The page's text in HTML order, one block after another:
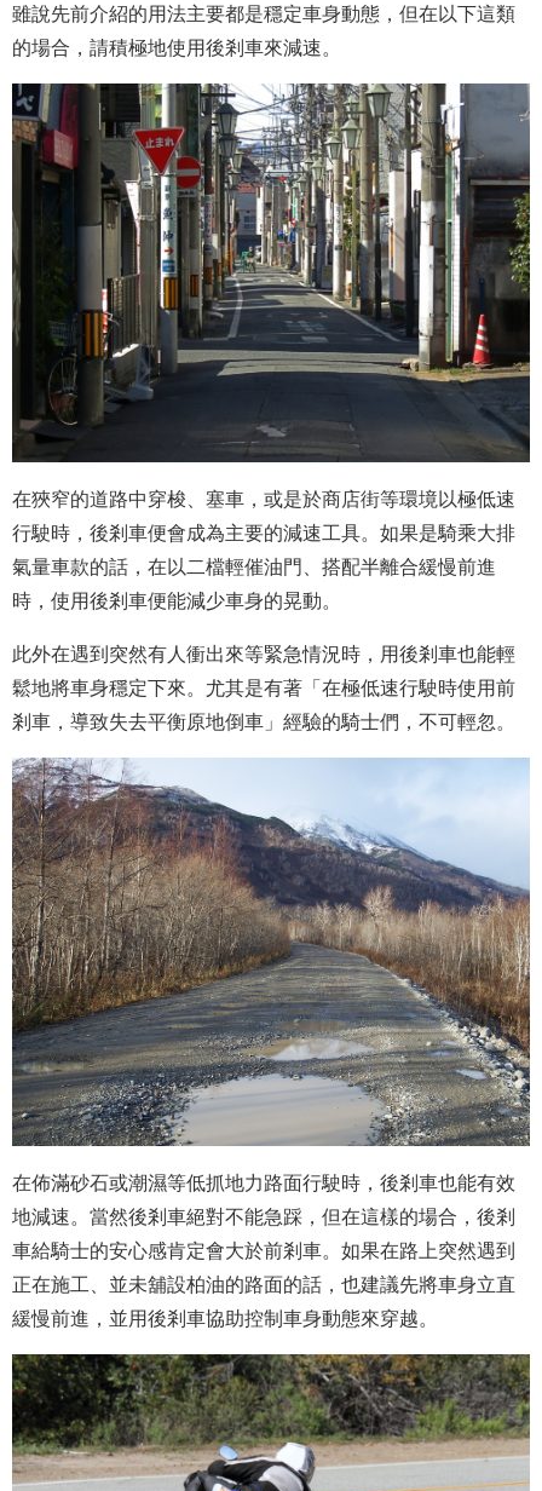
雖說先前介紹的用法主要都是穩定車身動態，但在以下這類
的場合，請積極地使用後剎車來減速。
在狹窄的道路中穿梭、塞車，或是於商店街等環境以極低速
行駛時，後剎車便會成為主要的減速工具。如果是騎乘大排
氣量車款的話，在以二檔輕催油門、搭配半離合緩慢前進
時，使用後剎車便能減少車身的晃動。
此外在遇到突然有人衝出來等緊急情況時，用後剎車也能輕
鬆地將車身穩定下來。尤其是有著「在極低速行駛時使用前
剎車，導致失去平衡原地倒車」經驗的騎士們，不可輕忽。
在佈滿砂石或潮濕等低抓地力路面行駛時，後剎車也能有效
地減速。當然後剎車絕對不能急踩，但在這樣的場合，後剎
車給騎士的安心感肯定會大於前剎車。如果在路上突然遇到
正在施工、並未舖設柏油的路面的話，也建議先將車身立直
緩慢前進，並用後剎車協助控制車身動態來穿越。